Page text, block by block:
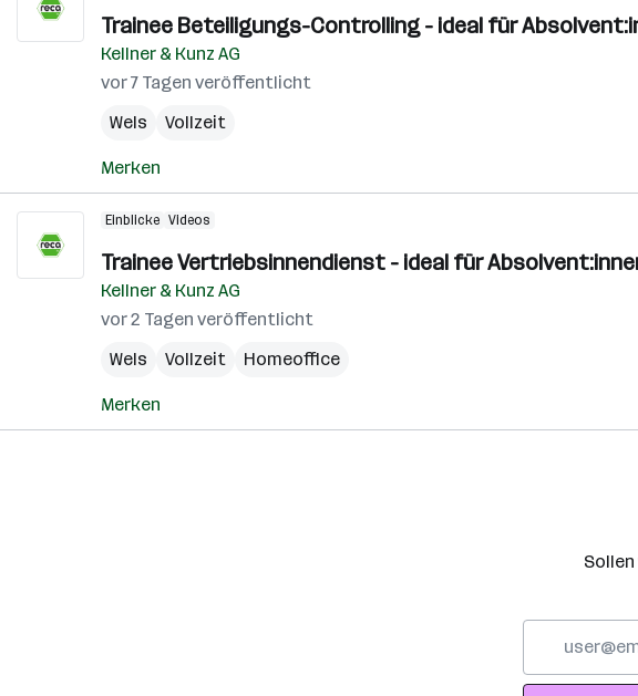
Trainee Beteiligungs-Controlling - ideal für
Kellner & Kunz AG
vor 7 Tagen veröffentlicht
Wels
Vollzeit
Merken
Einblicke Videos
Trainee Vertriebsinnendienst - ideal für Absolvent:innen
Kellner & Kunz AG
vor 2 Tagen veröffentlicht
Wels
Vollzeit Homeoffice
Merken
Adresse